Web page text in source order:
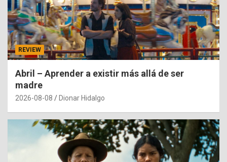
REVIEW
Abril – Aprender a existir más allá de ser
madre
2026-08-08 Dionar Hidalgo